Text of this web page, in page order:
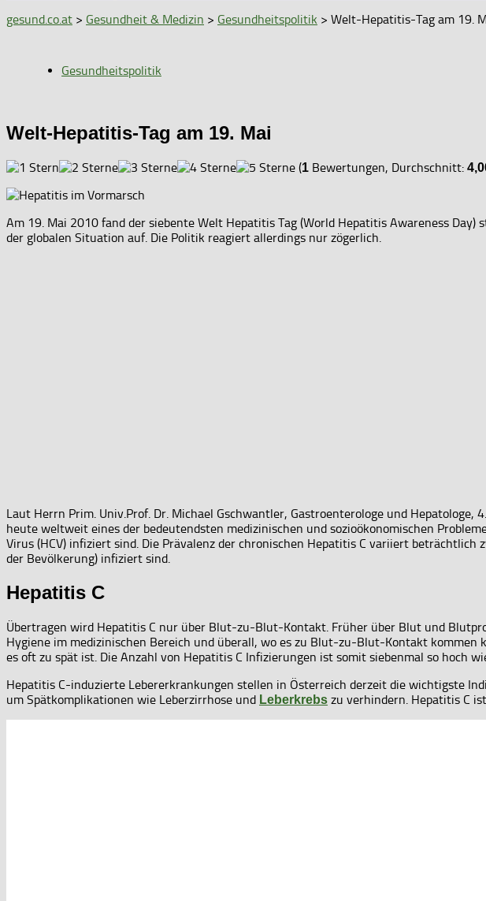
gesund.co.at > Gesundheit & Medizin > Gesundheitspolitik > Welt-Hepatitis-Tag am 19.
Gesundheitspolitik
Welt-Hepatitis-Tag am 19. Mai
(1 Bewertungen, Durchschnitt:
Am 19. Mai 2010 fand der siebente Welt Hepatitis Tag (World Hepatitis Awareness
der globalen Situation auf. Die Politik reagiert allerdings nur zögerlich.
Laut Herrn Prim. Univ.Prof. Dr. Michael Gschwantler, Gastroenterologe und
heute weltweit eines der bedeutendsten medizinischen und sozioökonomischen
Virus (HCV) infiziert sind. Die Prävalenz der chronischen Hepatitis C variiert
der Bevölkerung) infiziert sind.
Hepatitis C
Übertragen wird Hepatitis C nur über Blut-zu-Blut-Kontakt. Früher über Blut und
Hygiene im medizinischen Bereich und überall, wo es zu Blut-zu-Blut-Kontakt
es oft zu spät ist. Die Anzahl von Hepatitis C Infizierungen ist somit siebenmal so hoch
Hepatitis C-induzierte Lebererkrankungen stellen in Österreich derzeit die wichtigste
um Spätkomplikationen wie Leberzirrhose und Leberkrebs zu verhindern. Hepatitis C